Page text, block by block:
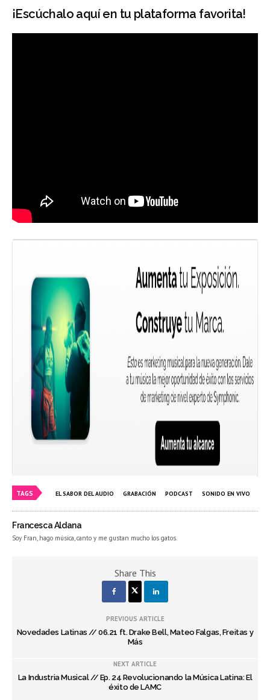
¡Escúchalo aquíen tu plataforma favorita!
TAGS EL SABOR DEL AUDIO GRABACIÓN PODCAST SONIDO EN VIVO
Francesca Aldana
Soy Fran, hago música, canto y me gustan mucho los gatos.
Share This
PREVIOUS ARTICLE
Novedades Latinas // 06.21 ft. Drake Bell, Mateo Falgas, Freitas y
Más
NEXT ARTICLE
La Industria Musical // Ep. 24 Revolucionando la Música Latina: El
éxito de LAMC